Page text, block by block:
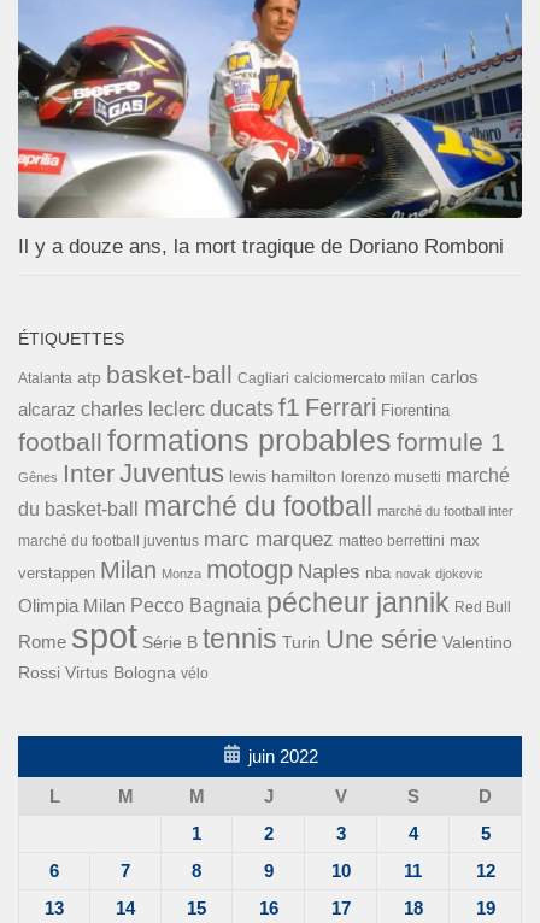
Il y a douze ans, la mort tragique de Doriano Romboni
ÉTIQUETTES
Atalanta atp basket-ball Cagliari calciomercato milan carlos
alcaraz charles leclerc ducats f1 Ferrari Fiorentina
football formations probables formule 1
Gênes InterJuventus lewis hamilton lorenzo musetti marché
du basket-ball
marché du football marché du football inter
marché du football juventus marc marquez matteo berrettini max
verstappen Milan Monza motogp Naples nba novak djokovic
Olimpia Milan Pecco Bagnaia pécheur jannik Red Bull
Rome spot Série B tennis Turin Une série Valentino
Rossi Virtus Bologna vélo
juin 2022
L
M M J V S
D
1
2 3 4
5
6
7 8 9 10 11
12
13
14 15 16 17 18 19